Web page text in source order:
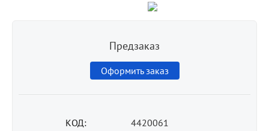
Предзаказ
Оформить заказ
КОД: 4420061